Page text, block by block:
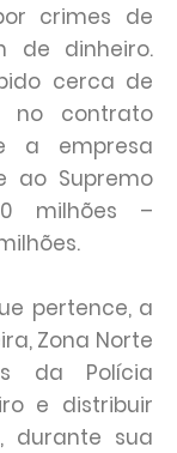
crimes de
de dinheiro.
cerca de
no contrato
a empresa
ao Supremo
milhões –
pertence, a
Zona Norte
da Polícia
e distribuir
durante sua